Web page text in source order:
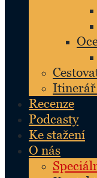
Itinerář
Recenze
Podcasty
Ke stažení
O nás